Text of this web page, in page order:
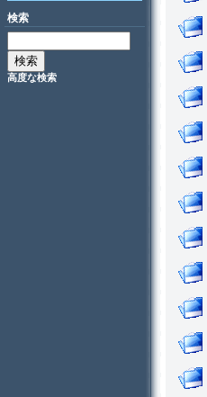
検索
高度な検索